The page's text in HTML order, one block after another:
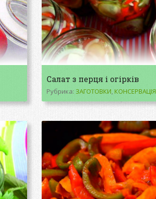
Салат з перця і огірків
Рубрика: ЗАГОТОВКИ ,КОНСЕРВАЦІЯ